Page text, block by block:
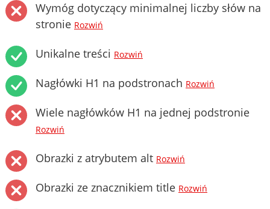
Wymóg dotyczący minimalnej liczby słów na
stronie Rozwiń
Unikalne treści Rozwiń
Nagłówki H1 na podstronach Rozwiń
Wiele nagłówków H1 na jednej podstronie
Rozwiń
Obrazki z atrybutem alt Rozwiń
Obrazki ze znacznikiem title Rozwiń